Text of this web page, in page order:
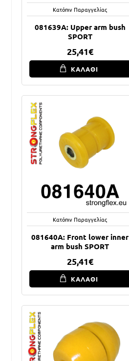
Κατόπιν Παραγγελίας
081639A: Upper arm bush
SPORT
25,41€
ΚΑΛΑΘΙ
Κατόπιν Παραγγελίας
081640A: Front lower inner
arm bush SPORT
25,41€
ΚΑΛΑΘΙ